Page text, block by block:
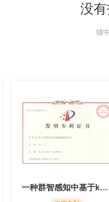
没
猜
一种群智感知中基于k匿名的位置及数据隐私保护方法